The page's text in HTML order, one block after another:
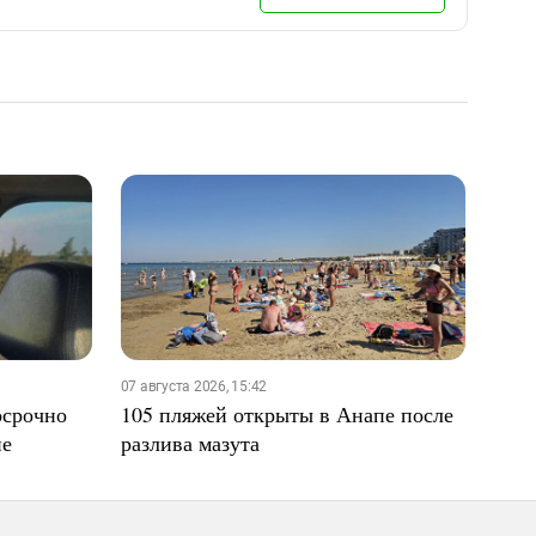
07 августа 2026, 15:42
105 пляжей открыты в Анапе после
разлива мазута